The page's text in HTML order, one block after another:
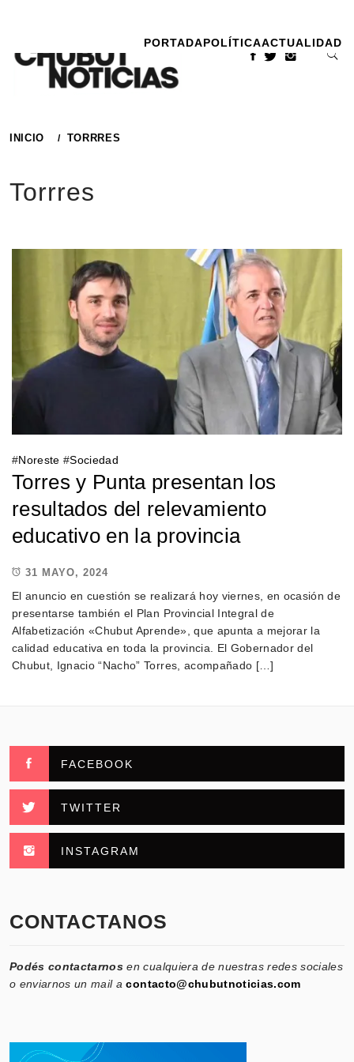
contenido
PORTADAPOLÍTICAACTUALIDAD
INICIO TORRRES
Torrres
#Noreste #Sociedad
Torres y Punta presentan los
resultados del relevamiento
educativo en la provincia
31 MAYO, 2024
El anuncio en cuestión se realizará hoy viernes, en ocasión de
presentarse también el Plan Provincial Integral de
Alfabetización «Chubut Aprende», que apunta a mejorar la
calidad educativa en toda la provincia. El Gobernador del
Chubut, Ignacio “Nacho” Torres, acompañado […]
FACEBOOK
TWITTER
INSTAGRAM
CONTACTANOS
Podés contactarnos en cualquiera de nuestras redes sociales
o enviarnos un mail acontacto@chubutnoticias.com